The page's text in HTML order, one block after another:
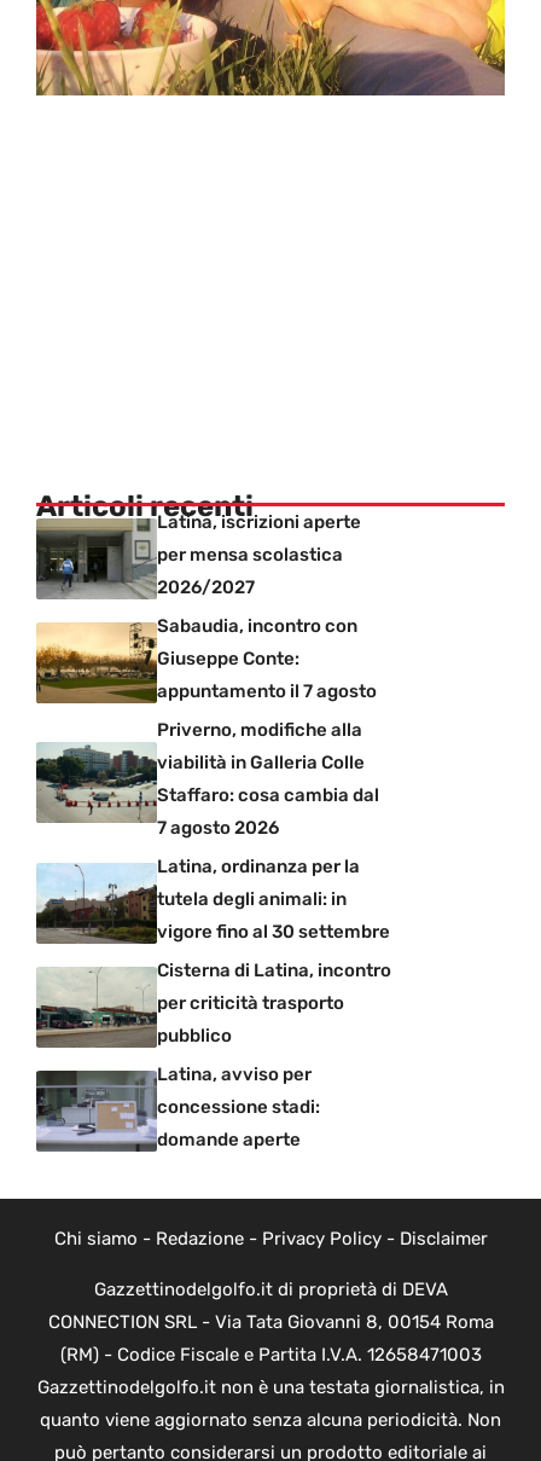
Articoli recentiLatina, iscrizioni aperte
per mensa scolastica
2026/2027
Sabaudia, incontro con
Giuseppe Conte:
appuntamento il 7 agosto
Priverno, modifiche alla
viabilità in Galleria Colle
Staffaro: cosa cambia dal
7 agosto 2026
Latina, ordinanza per la
tutela degli animali: in
vigore fino al 30 settembre
Cisterna di Latina, incontro
per criticità trasporto
pubblico
Latina, avviso per
concessione stadi:
domande aperte
Chi siamo - Redazione- Privacy Policy- Disclaimer
Gazzettinodelgolfo.it di proprietà di DEVA
CONNECTION SRL - Via Tata Giovanni 8, 00154 Roma
(RM) - Codice Fiscale e Partita I.V.A. 12658471003
Gazzettinodelgolfo.it non è una testata giornalistica, in
quanto viene aggiornato senza alcuna periodicità. Non
può pertanto considerarsi un prodotto editoriale ai